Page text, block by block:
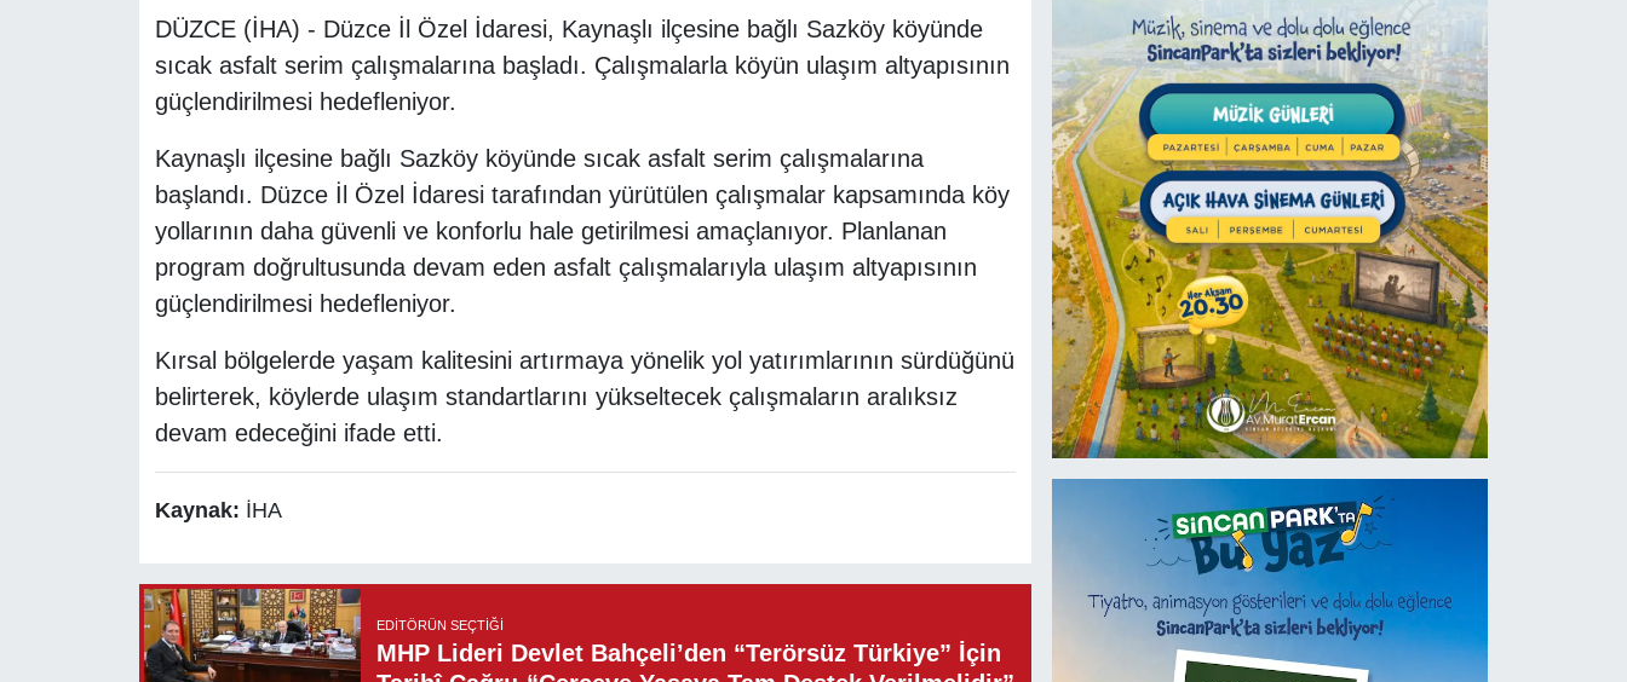
DÜZCE (İHA) - Düzce İl Özel İdaresi, Kaynaşlı ilçesine bağlı Sazköy köyünde
sıcak asfalt serim çalışmalarına başladı. Çalışmalarla köyün ulaşım altyapısının
güçlendirilmesi hedefleniyor.
Kaynaşlı ilçesine bağlı Sazköy köyünde sıcak asfalt serim çalışmalarına
başlandı. Düzce İl Özel İdaresi tarafından yürütülen çalışmalar kapsamında köy
yollarının daha güvenli ve konforlu hale getirilmesi amaçlanıyor. Planlanan
program doğrultusunda devam eden asfalt çalışmalarıyla ulaşım altyapısının
güçlendirilmesi hedefleniyor.
Kırsal bölgelerde yaşam kalitesini artırmaya yönelik yol yatırımlarının sürdüğünü
belirterek, köylerde ulaşım standartlarını yükseltecek çalışmaların aralıksız
devam edeceğini ifade etti.
Kaynak: İHA
EDITÖRÜN SEÇTIĞI
MHP Lideri Devlet Bahçeli’den “Terörsüz Türkiye” İçin